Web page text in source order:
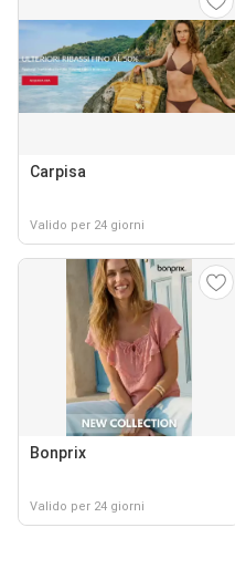
Carpisa
Valido per 24 giorni
Bonprix
Valido per 24 giorni